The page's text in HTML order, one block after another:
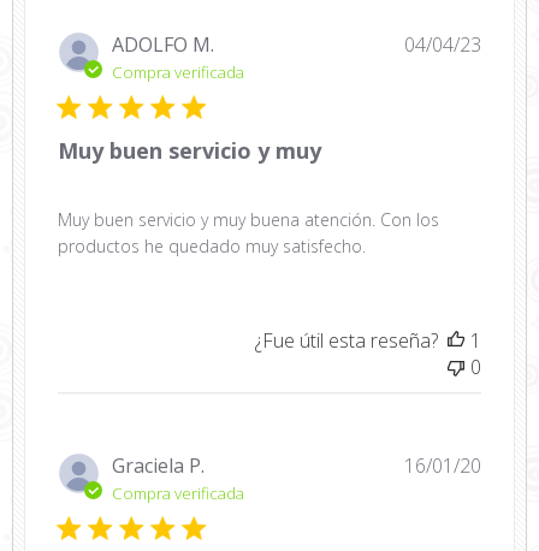
ADOLFO M.
Compra verificada
Muy buen servicio y muy
Muy buen servicio y muy buena atención. Con los
productos he quedado muy satisfecho.
04/04/23
¿Fue útil esta reseña?
1
0
Graciela P.
Compra verificada
16/01/20